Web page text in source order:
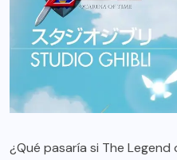
¿Qué pasaría si The Legend